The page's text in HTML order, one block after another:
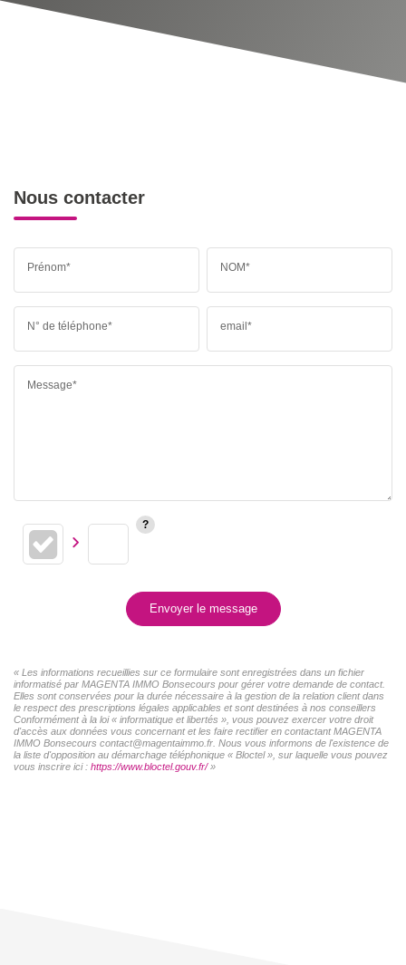
Nous contacter
Prénom* NOM*
N° de téléphone* email*
Message*
Envoyer le message
« Les informations recueillies sur ce formulaire sont enregistrées dans un fichier
informatisé par MAGENTA IMMO Bonsecours pour gérer votre demande de contact.
Elles sont conservées pour la durée nécessaire à la gestion de la relation client dans
le respect des prescriptions légales applicables et sont destinées à nos conseillers
Conformément à la loi « informatique et libertés », vous pouvez exercer votre droit
d'accès aux données vous concernant et les faire rectifier en contactant MAGENTA
IMMO Bonsecours contact@magentaimmo.fr. Nous vous informons de l'existence de
la liste d'opposition au démarchage téléphonique « Bloctel », sur laquelle vous pouvez
vous inscrire ici : https://www.bloctel.gouv.fr/»